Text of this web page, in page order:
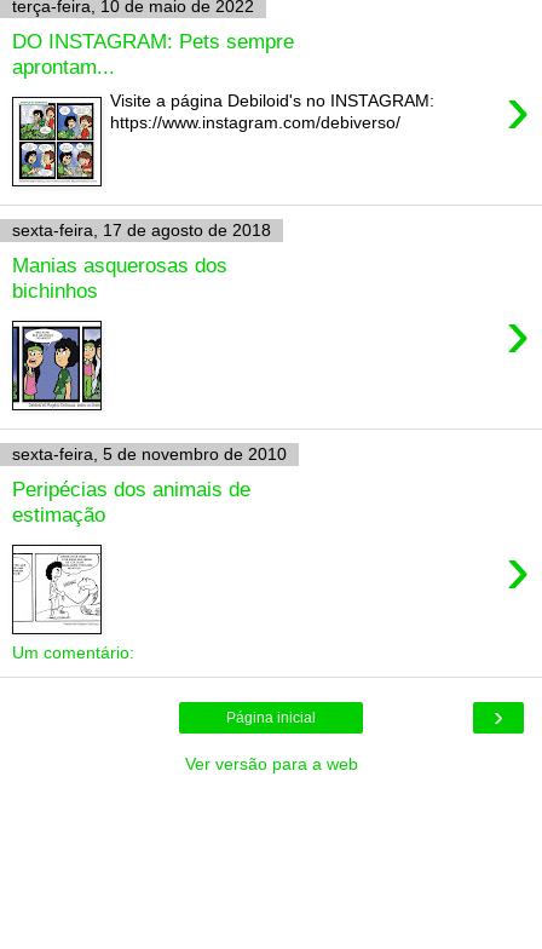
terça-feira, 10 de maio de 2022
DO INSTAGRAM: Pets sempre
aprontam...
›
Visite a página Debiloid's no INSTAGRAM:
https://www.instagram.com/debiverso/
sexta-feira, 17 de agosto de 2018
Manias asquerosas dos
bichinhos
›
sexta-feira, 5 de novembro de 2010
Peripécias dos animais de
estimação
›
Um comentário:
›
Página inicial
Ver versão para a web